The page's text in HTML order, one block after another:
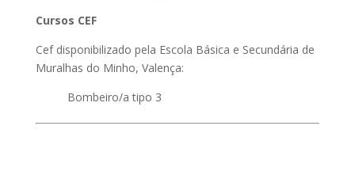
Cursos CEF
Cef disponibilizado pela Escola Básica e Secundária de
Muralhas do Minho, Valença:
Bombeiro/a tipo 3